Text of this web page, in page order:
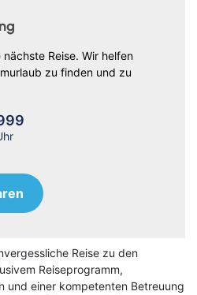
Reise zu den
Reiseprogramm,
und einer kompetenten Betreuung
Reise. Wir helfen
zu finden und zu